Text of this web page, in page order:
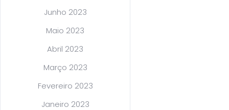
Junho 2023
Maio 2023
Abril 2023
Março 2023
Fevereiro 2023
Janeiro 2023